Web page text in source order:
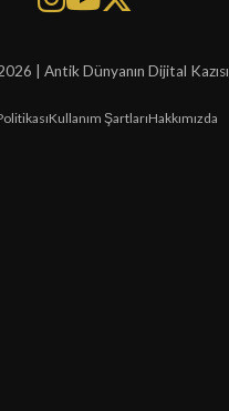
| Antik Dünyanın Dijital Kazısı
Kullanım ŞartlarıHakkımızda